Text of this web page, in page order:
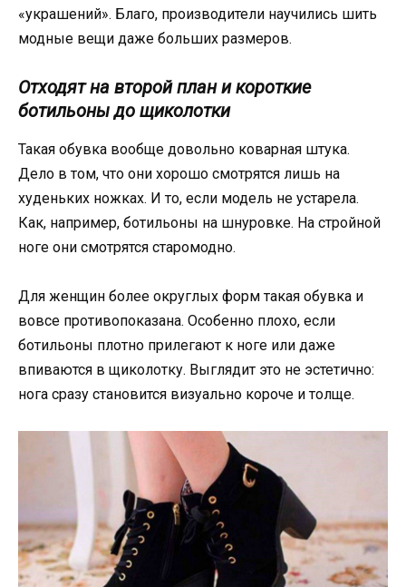
«украшений». Благо, производители научились шить
модные вещи даже больших размеров.
Отходят на второй план и короткие
ботильоны до щиколотки
Такая обувка вообще довольно коварная штука.
Дело в том, что они хорошо смотрятся лишь на
худеньких ножках. И то, если модель не устарела.
Как, например, ботильоны на шнуровке. На стройной
ноге они смотрятся старомодно.
Для женщин более округлых форм такая обувка и
вовсе противопоказана. Особенно плохо, если
ботильоны плотно прилегают к ноге или даже
впиваются в щиколотку. Выглядит это не эстетично:
нога сразу становится визуально короче и толще.